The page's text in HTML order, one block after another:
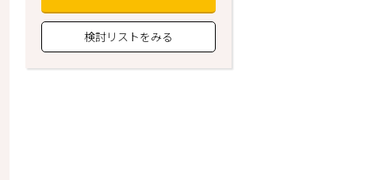
検討リストをみる